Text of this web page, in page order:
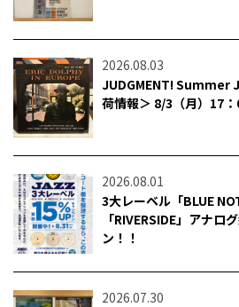
2026.08.03
JUDGMENT! Summer
荷情報＞ 8/3（月）17
2026.08.01
3大レーベル「BLUE
「RIVERSIDE」アナロ
ン！！
2026.07.30